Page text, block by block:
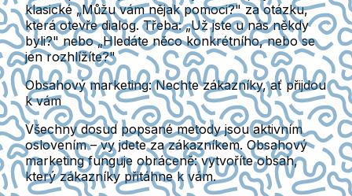
klasické „Můžu vám nějak pomoci?" za otázku,
která otevře dialog. Třeba: „Už jste u nás někdy
byli?" nebo „Hledáte něco konkrétního, nebo se
jen rozhlížíte?"
Obsahový marketing: Nechte zákazníky, ať přijdou
k vám
Všechny dosud popsané metody jsou aktivním
oslovením – vy jdete za zákazníkem. Obsahový
marketing funguje obráceně: vytvoříte obsah,
který zákazníky přitáhne k vám.